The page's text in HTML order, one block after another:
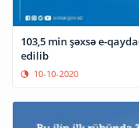
103,5 min şəxsə e-
edilib
10-10-2020